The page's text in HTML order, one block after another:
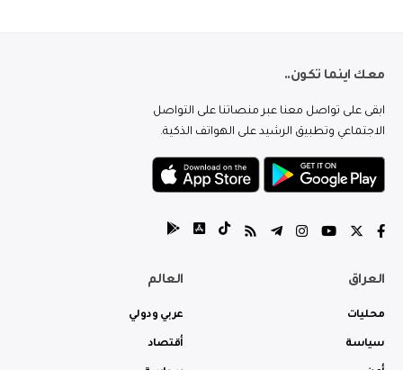
معك اينما تكون..
ابقى على تواصل معنا عبر منصاتنا على التواصل
الاجتماعي وتطبيق الرشيد على الهواتف الذكية.
العراق
محليات
سياسة
العالم
عربي ودولي
أقتصاد